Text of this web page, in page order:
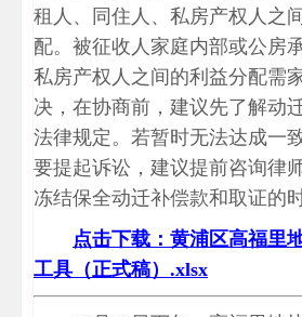
租人、同住人、私房产权人之
配。被征收人家庭内部或公房
私房产权人之间的利益分配需
决，在协商前，建议先了解动
法律规定。若暂时无法达成一
要提起诉讼，建议提前咨询律
冻结保全动迁补偿款和取证的时
点击下载：黄浦区高福里
工具（正式稿）.xlsx